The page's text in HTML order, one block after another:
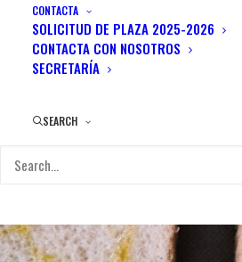
CONTACTA
SOLICITUD DE PLAZA 2025-2026
CONTACTA CON NOSOTROS
SECRETARÍA
SEARCH